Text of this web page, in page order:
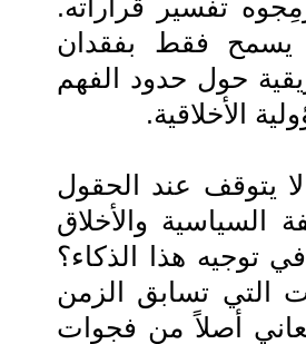
تفسير قراراته.
يسمح فقط بفقدان
حول حدود الفهم
الأخلاقية.
لا يتوقف عند الحقول
السياسية والأخلاق
توجيه هذا الذكاء؟
التي تسابق الزمن
أصلاً من فجوات